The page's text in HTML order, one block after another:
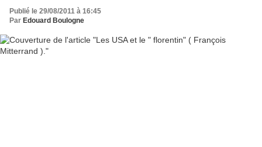
Publié le 29/08/2011 à 16:45
Par Edouard Boulogne